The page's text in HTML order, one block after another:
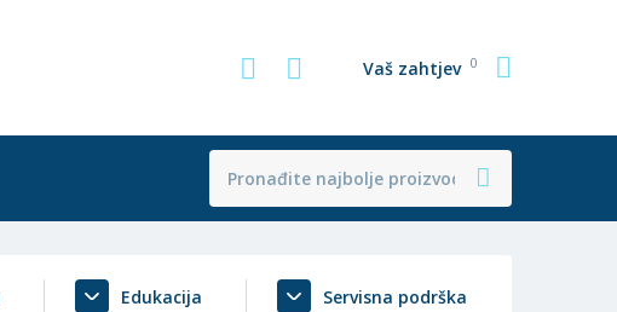
Vaš zahtjev 0
Edukacija Servisna podrška